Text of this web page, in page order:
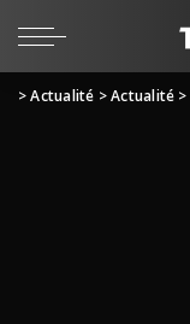
>Actualité >Actualité >